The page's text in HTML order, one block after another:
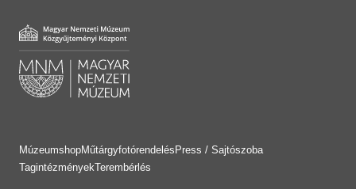
MúzeumshopMűtárgyfotórendelés Press / Sajtószoba
TagintézményekTerembérlés